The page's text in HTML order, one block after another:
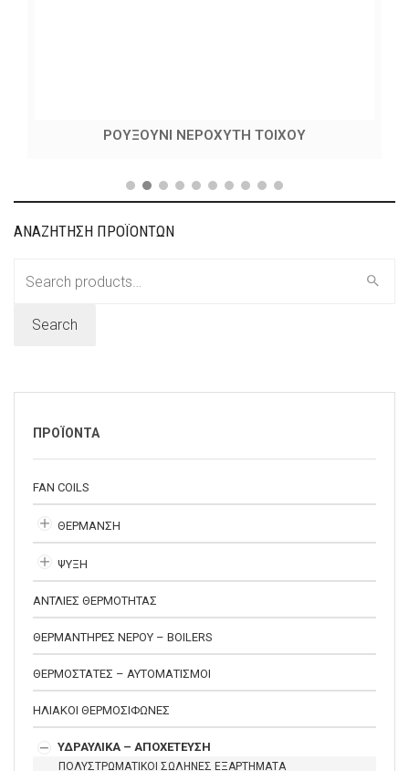
ΡΟΥΞΟΥΝΙ ΝΕΡΟΧΥΤΗ ΤΟΙΧΟΥ
ΑΝΑΖΗΤΗΣΗ ΠΡΟΪΟΝΤΩΝ
Search
ΠΡΟΪΟΝΤΑ
FAN COILS
ΘΕΡΜΑΝΣΗ
ΨΥΞΗ
ΑΝΤΛΙΕΣ ΘΕΡΜΟΤΗΤΑΣ
ΘΕΡΜΑΝΤΗΡΕΣ ΝΕΡΟΥ – BOILERS
ΘΕΡΜΟΣΤΑΤΕΣ – ΑΥΤΟΜΑΤΙΣΜΟΙ
ΗΛΙΑΚΟΙ ΘΕΡΜΟΣΙΦΩΝΕΣ
ΥΔΡΑΥΛΙΚΑ – ΑΠΟΧΕΤΕΥΣΗ
ΠΟΛΥΣΤΡΩΜΑΤΙΚΟΙ ΣΩΛΗΝΕΣ ΕΞΑΡΤΗΜΑΤΑ